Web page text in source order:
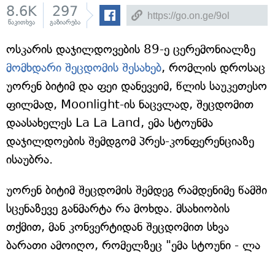
8.6K
წაკითხვა
297
გაზიარება
ოსკარის დაჯილდოვების 89-ე ცერემონიალზე
მომხდარი შეცდომის შესახებ, რომლის დროსაც
უორენ ბიტიმ და ფეი დანევეიმ, წლის საუკეთესო
ფილმად, Moonlight-ის ნაცვლად, შეცდომით
დაასახელეს La La Land, ემა სტოუნმა
დაჯილდოების შემდგომ პრეს-კონფერენციაზე
ისაუბრა.
უორენ ბიტიმ შეცდომის შემდეგ რამდენიმე წამში
სცენაზევე განმარტა რა მოხდა. მსახიობის
თქმით, მან კონვერტიდან შეცდომით სხვა
ბარათი ამოიღო, რომელზეც "ემა სტოუნი - ლა